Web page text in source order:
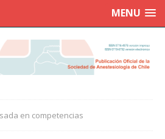
MENU
en competencias